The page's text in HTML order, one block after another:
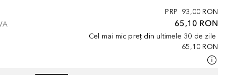
PRP 93,00 RON
65,10 RON
Cel mai mic preț din ultimele 30 de zile
65,10 RON